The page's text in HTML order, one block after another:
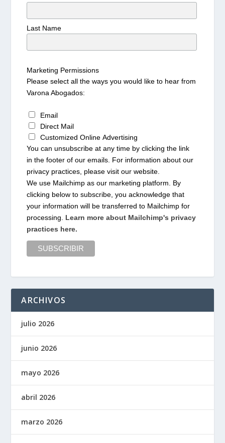
Last Name
Marketing Permissions
Please select all the ways you would like to hear from
Varona Abogados:
Email
Direct Mail
Customized Online Advertising
You can unsubscribe at any time by clicking the link
in the footer of our emails. For information about our
privacy practices, please visit our website.
We use Mailchimp as our marketing platform. By
clicking below to subscribe, you acknowledge that
your information will be transferred to Mailchimp for
processing. Learn more about Mailchimp's privacy
practices here.
ARCHIVOS
julio 2026
junio 2026
mayo 2026
abril 2026
marzo 2026